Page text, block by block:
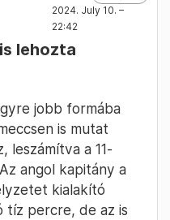
2024. July 10. –
22:42
lehozta
jobb formába
is mutat
leszámítva a 11-
angol kapitány a
kialakító
tíz percre, de az is